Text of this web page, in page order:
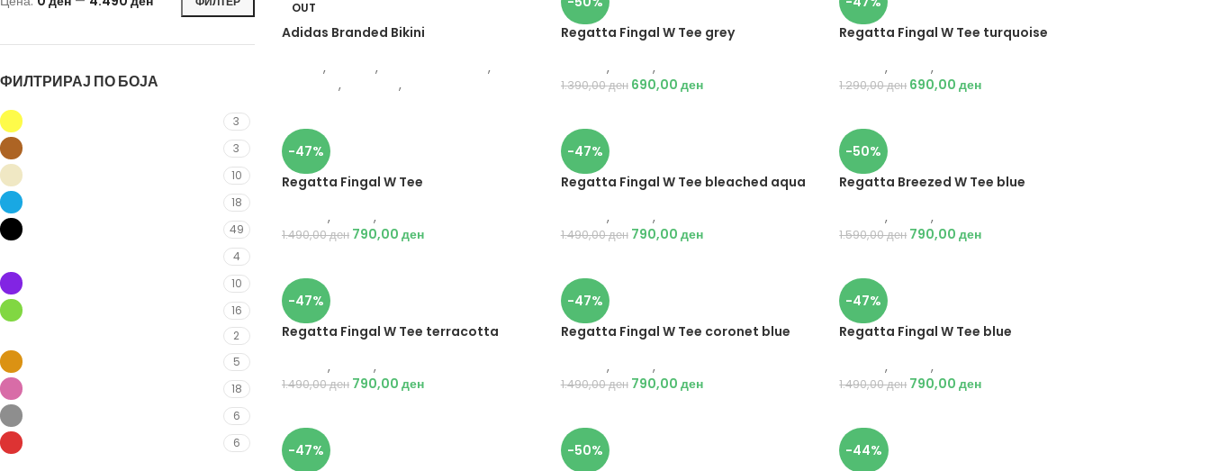
ФИЛТРИРАЈ ПО БОЈА
3
3
10
18
49
4
10
16
2
5
18
6
6
OUT
Adidas Branded Bikini
, ,
,
, ,
Regatta Fingal W Tee grey
, ,
1.390,00ден 690,00 ден
Regatta Fingal W Tee turquoise
Текстил, Маици,
1.290,00ден 690,00ден
-47%
Regatta Fingal W Tee
, ,
1.490,00ден 790,00 ден
-47%
Regatta Fingal W Tee bleached aqua
, ,
1.490,00ден 790,00 ден
-50%
Regatta Breezed W Tee blue
Текстил, Маици,
1.590,00ден 790,00ден
-47%
Regatta Fingal W Tee terracotta
, ,
1.490,00ден 790,00 ден
-47%
Regatta Fingal W Tee coronet blue
, ,
1.490,00ден 790,00 ден
-47%
Regatta Fingal W Tee blue
Текстил, Маици,
1.490,00ден 790,00ден
-47%
-50%
-44%